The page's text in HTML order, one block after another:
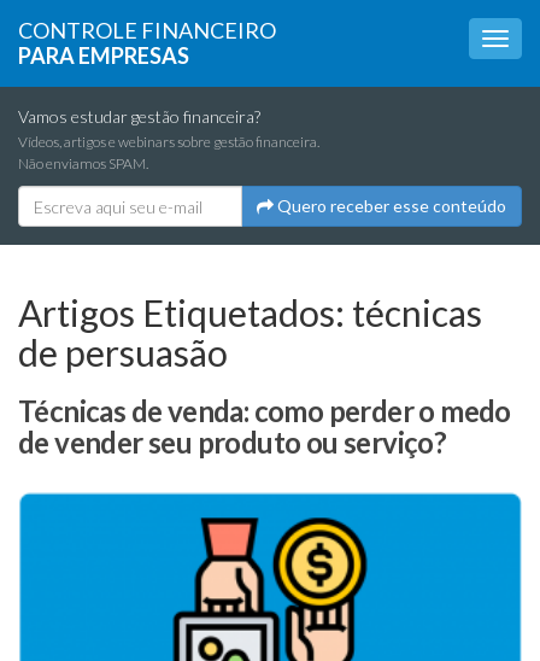
CONTROLE FINANCEIRO
PARA EMPRESAS
Vamos estudar gestão financeira?
Vídeos, artigos e webinars sobre gestão financeira.
Não enviamos SPAM.
Quero receber esse conteúdo
Artigos Etiquetados: técnicas
de persuasão
Técnicas de venda: como perder o medo
de vender seu produto ou serviço?